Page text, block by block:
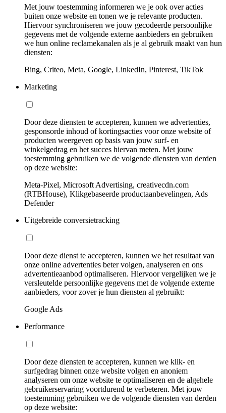
Met jouw toestemming informeren we je ook over acties
buiten onze website en tonen we je relevante producten.
Hiervoor synchroniseren we jouw gecodeerde persoonlijke
gegevens met de volgende externe aanbieders en gebruiken
we hun online reclamekanalen als je al gebruik maakt van hun
diensten:
Bing, Criteo, Meta, Google, LinkedIn, Pinterest, TikTok
Marketing
Door deze diensten te accepteren, kunnen we advertenties,
gesponsorde inhoud of kortingsacties voor onze website of
producten weergeven op basis van jouw surf- en
winkelgedrag en het succes hiervan meten. Met jouw
toestemming gebruiken we de volgende diensten van derden
op deze website:
Meta-Pixel, Microsoft Advertising, creativecdn.com
(RTBHouse), Klikgebaseerde productaanbevelingen, Ads
Defender
Uitgebreide conversietracking
Door deze dienst te accepteren, kunnen we het resultaat van
onze online advertenties beter volgen, analyseren en ons
advertentieaanbod optimaliseren. Hiervoor vergelijken we je
versleutelde persoonlijke gegevens met de volgende externe
aanbieders, voor zover je hun diensten al gebruikt:
Google Ads
Performance
Door deze diensten te accepteren, kunnen we klik- en
surfgedrag binnen onze website volgen en anoniem
analyseren om onze website te optimaliseren en de algehele
gebruikerservaring voortdurend te verbeteren. Met jouw
toestemming gebruiken we de volgende diensten van derden
op deze website: